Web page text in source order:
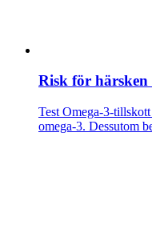
Risk för
Test Omega-3-tillskott
omega-3. Dessutom